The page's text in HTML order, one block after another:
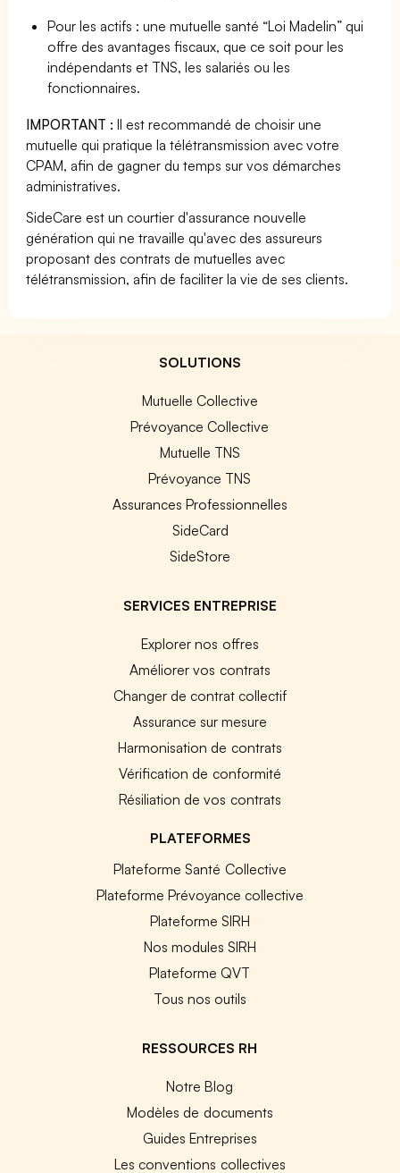
Pour les actifs : une mutuelle santé “Loi Madelin” qui
offre des avantages fiscaux, que ce soit pour les
indépendants et TNS, les salariés ou les
fonctionnaires.
IMPORTANT : Il est recommandé de choisir une
mutuelle qui pratique la télétransmission avec votre
CPAM, afin de gagner du temps sur vos démarches
administratives.
SideCare est un courtier d'assurance nouvelle
génération qui ne travaille qu'avec des assureurs
proposant des contrats de mutuelles avec
télétransmission, afin de faciliter la vie de ses clients.
SOLUTIONS
Mutuelle Collective
Prévoyance Collective
Mutuelle TNS
Prévoyance TNS
Assurances Professionnelles
SideCard
SideStore
SERVICES ENTREPRISE
Explorer nos offres
Améliorer vos contrats
Changer de contrat collectif
Assurance sur mesure
Harmonisation de contrats
Vérification de conformité
Résiliation de vos contrats
PLATEFORMES
Plateforme Santé Collective
Plateforme Prévoyance collective
Plateforme SIRH
Nos modules SIRH
Plateforme QVT
Tous nos outils
RESSOURCES RH
Notre Blog
Modèles de documents
Guides Entreprises
Les conventions collectives